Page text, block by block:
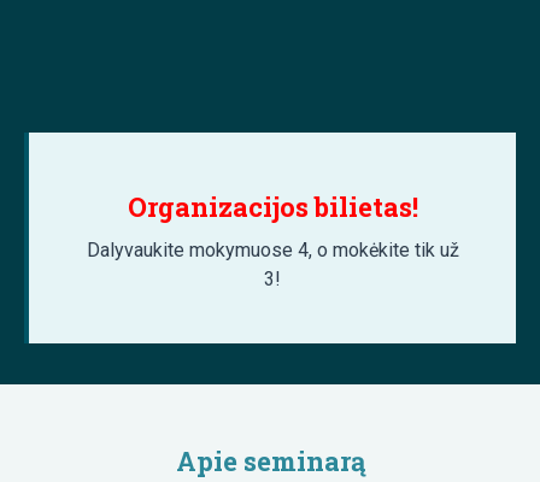
Organizacijos bilietas!
Dalyvaukite mokymuose 4, o mokėkite tik už
3!
Apie seminarą